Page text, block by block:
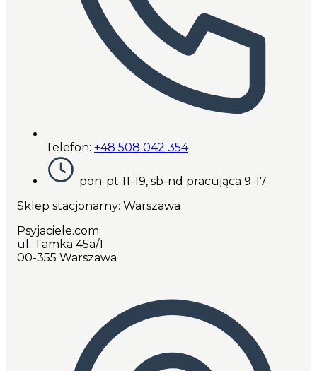
Telefon: +48 508 042 354
pon-pt 11-19, sb-nd pracująca 9-17
Sklep stacjonarny: Warszawa
Psyjaciele.com
ul. Tamka 45a/1
00-355 Warszawa